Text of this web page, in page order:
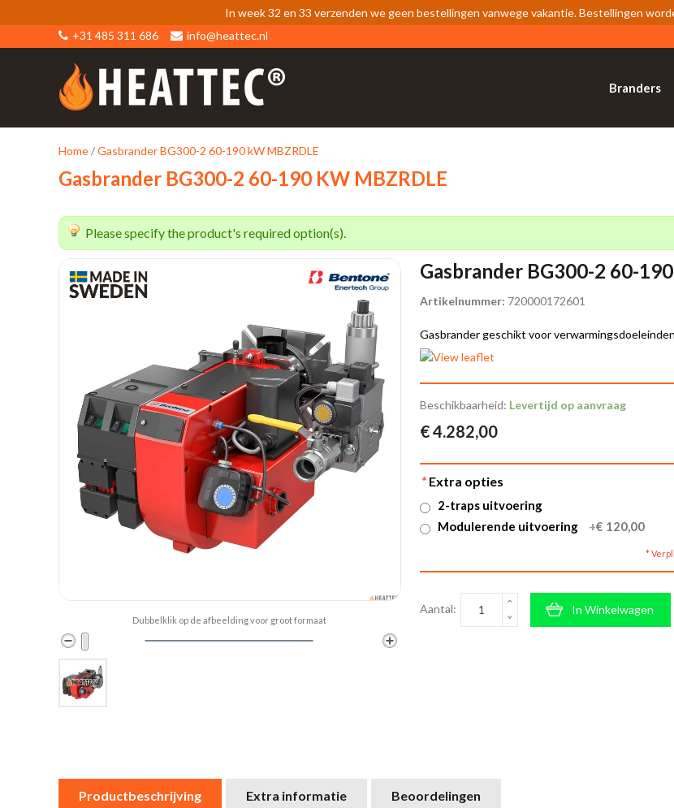
In week 32 en 33 verzenden we geen bestellingen vanwege vakantie. Bestellingen
+31 485 311 686
info@heattec.nl
Branders
Home/Gasbrander BG300-2 60-190 kW MBZRDLE
Gasbrander BG300-2 60-190 KW MBZRDLE
Please specify the product's required option(s).
Dubbelklik op de afbeelding voor groot formaat
Gasbrander BG300-2 60-
Artikelnummer: 720000172601
Gasbrander geschikt voor
Beschikbaarheid: Levertijd op aanvraag
€ 4.282,00
* Extra opties
2-traps uitvoering
Modulerende uitvoering
+€ 120,00
*
Aantal: In Winkelwagen
Productbeschrijving Extra informatie Beoordelingen